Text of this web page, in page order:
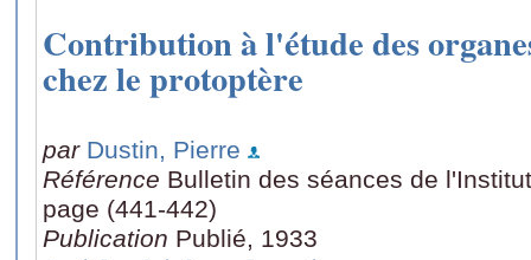
Contribution à l'étude des
chez le protoptère
par Dustin, Pierre
Référence Bulletin des séances de
page (441-442)
Publication Publié, 1933